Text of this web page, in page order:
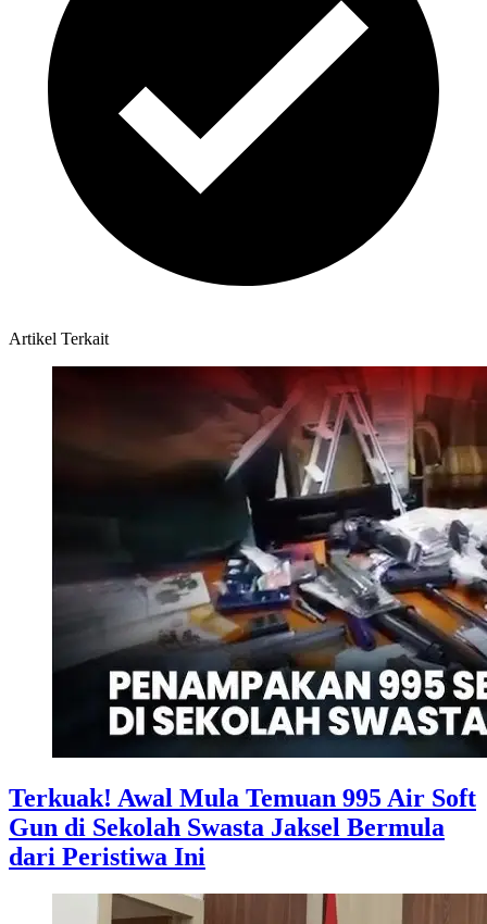
Artikel Terkait
Terkuak! Awal Mula Temuan 995 Air Soft
Gun di Sekolah Swasta Jaksel Bermula
dari Peristiwa Ini